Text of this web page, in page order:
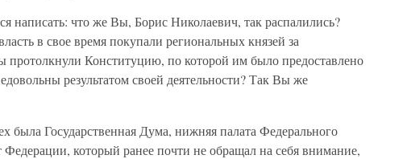
написать: что же Вы, Борис Николаевич, так распалились?
в свое время покупали региональных князей за
протолкнули Конституцию, по которой им было предоставлено
результатом своей деятельности? Так Вы же
была Государственная Дума, нижняя палата Федерального
который ранее почти не обращал на себя внимание,